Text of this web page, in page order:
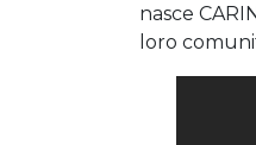
nasce
loro